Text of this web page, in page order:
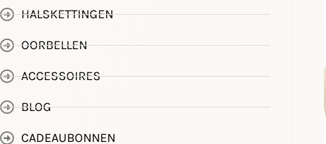
HALSKETTINGEN
OORBELLEN
ACCESSOIRES
BLOG
CADEAUBONNEN